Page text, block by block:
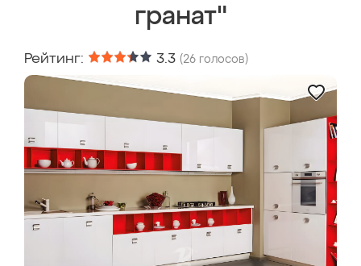
гранат"
Рейтинг: 3.3 (26 голосов)